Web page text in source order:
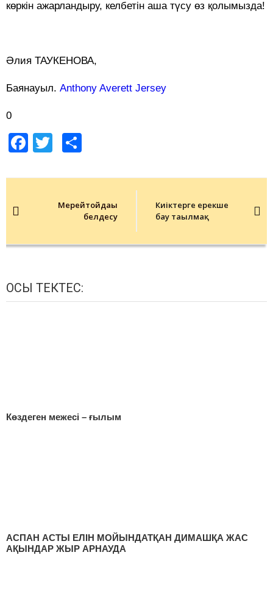
көркін ажарландыру, келбетін аша түсу өз қолымызда!
Әлия ТАУКЕНОВА,
Баянауыл. Anthony Averett Jersey
0
Facebook
Twitter
navigationМерейтойдағы
белдесу
Киіктерге ерекше
бау тағылмақ
ОСЫ ТЕКТЕС:
Көздеген межесі – ғылым
АСПАН АСТЫ ЕЛІН МОЙЫНДАТҚАН ДИМАШҚА ЖАС
АҚЫНДАР ЖЫР АРНАУДА